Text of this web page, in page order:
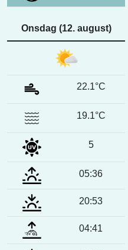
Onsdag (12. august)
22.1°C
19.1°C
5
05:36
20:53
04:41